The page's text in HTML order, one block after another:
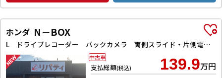
ホンダ N－BOX
L ドライブレコーダー バックカメラ 両側スライド・片側電動 ナビ クリアランスソナー レーンアシスト 衝突被害軽減システム オートライト スマートキー アイドリングストップ 電動格納ミラー
支払総額(税込) 139.9万円
中古車